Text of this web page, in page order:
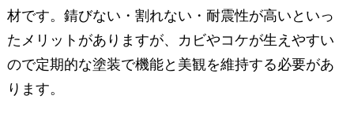
材です。錆びない・割れない・耐震性が高いといっ
たメリットがありますが、カビやコケが生えやすい
ので定期的な塗装で機能と美観を維持する必要があ
ります。